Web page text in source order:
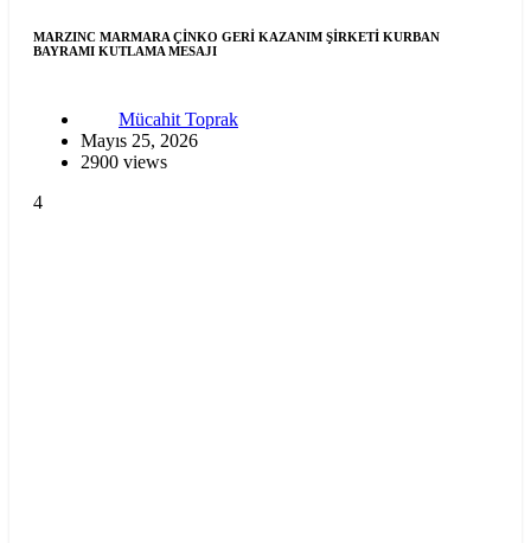
MARZINC MARMARA ÇİNKO GERİ KAZANIM ŞİRKETİ KURBAN
BAYRAMI KUTLAMA MESAJI
Mücahit Toprak
Mayıs 25, 2026
2900 views
4